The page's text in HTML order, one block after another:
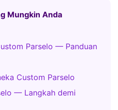
Mungkin Anda
Parselo — Panduan
Custom Parselo
— Langkah demi